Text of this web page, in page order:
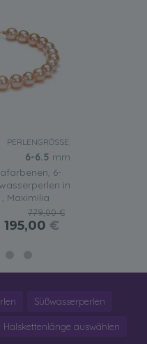
PERLENGRÖSSE:
6-6.5 mm
6-
in
Maximilia
779,00 €
195,00 €
Süßwasserperlen
Halskettenlänge auswählen